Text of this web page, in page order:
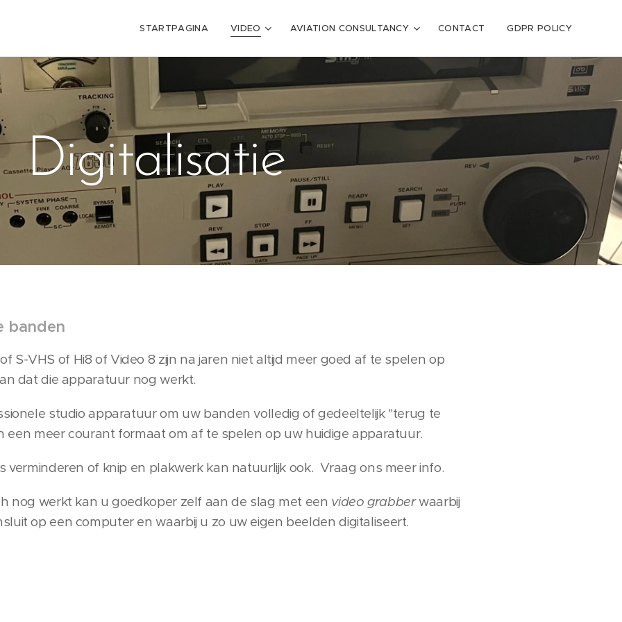
STARTPAGINA VIDEO AVIATION CONSULTANCY CONTACT GDPR POLICY
Digitalisatie
banden
S-VHS of Hi8 of Video 8 zijn na jaren niet altijd meer goed af te spelen op
dat die apparatuur nog werkt.
studio apparatuur om uw banden volledig of gedeeltelijk "terug te
een meer courant formaat om af te spelen op uw huidige apparatuur.
verminderen of knip en plakwerk kan natuurlijk ook. Vraag ons meer info.
nog werkt kan u goedkoper zelf aan de slag met een video grabberwaarbij
op een computer en waarbij u zo uw eigen beelden digitaliseert.